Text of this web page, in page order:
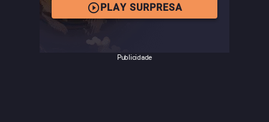
permitindo assim ver as maneiras como a história e seus
perigos se repetem até os dias atuais.Leia mais na
crítica completa deZona de Interesse
PLAY SURPRESA
Publicidade